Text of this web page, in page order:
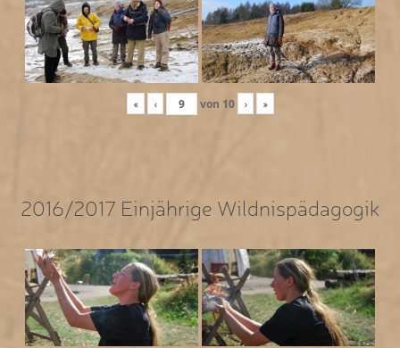
« ‹ von 10 › »
2016/2017 Einjährige Wildnispädagogik